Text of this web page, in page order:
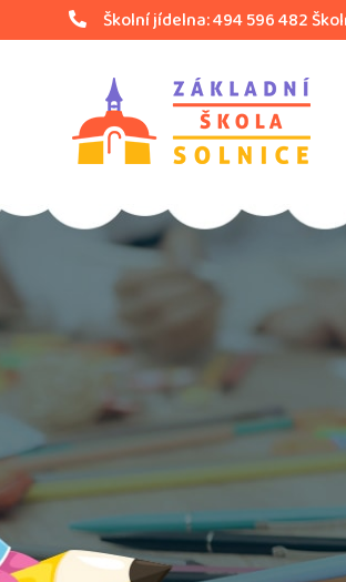
Školní jídelna: 494 596 482